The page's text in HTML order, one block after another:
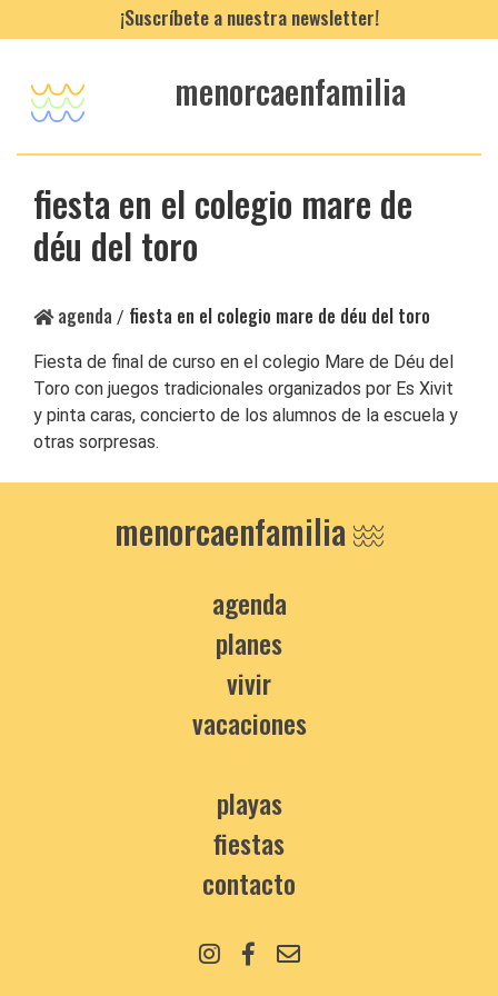
¡Suscríbete a nuestra newsletter!
menorcaenfamilia
fiesta en el colegio mare de
déu del toro
agenda / fiesta en el colegio mare de déu del toro
Fiesta de final de curso en el colegio Mare de Déu del
Toro con juegos tradicionales organizados por Es Xivit
y pinta caras, concierto de los alumnos de la escuela y
otras sorpresas.
menorcaenfamilia
agenda
planes
vivir
vacaciones
playas
fiestas
contacto